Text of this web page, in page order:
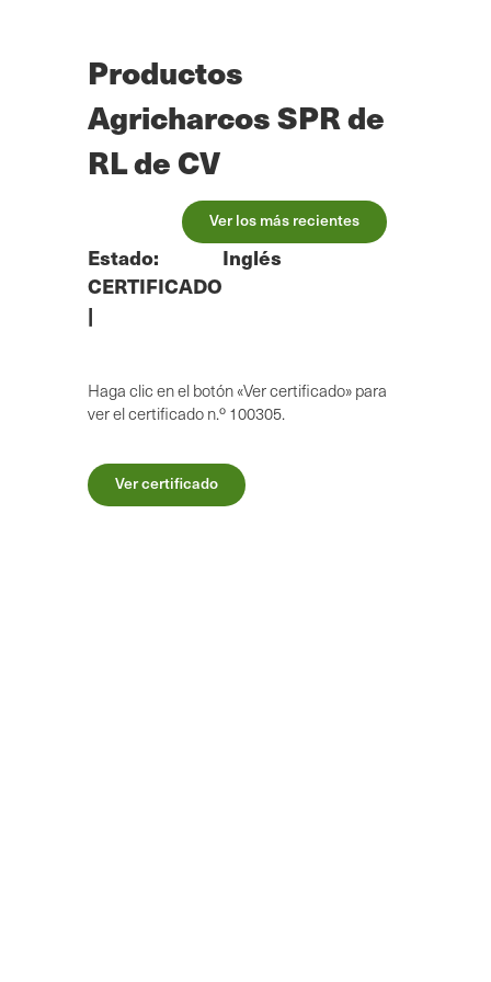
Productos
Agricharcos SPR de
RL de CV
Ver los más recientes
Estado:
CERTIFICADO
|
Inglés
Haga clic en el botón «Ver certificado» para
ver el certificado n.º 100305.
Ver certificado